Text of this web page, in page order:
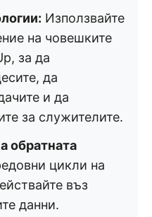
Използвайте
на човешките
за да
да
и да
за служителите.
обратната
цикли на
въз
данни.